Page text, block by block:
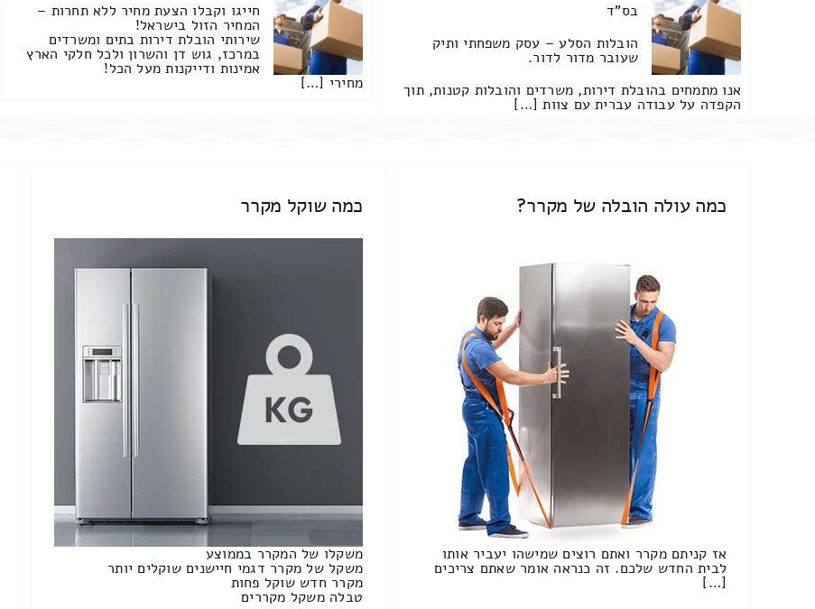
בס"ד
הובלות הסלע – עסק משפחתי ותיק
שעובר מדור לדור.
אנו מתמחים בהובלת דירות, משרדים והובלות קטנות, תוך
הקפדה על עבודה עברית עם צוות […]
חייגו וקבלו הצעת מחיר ללא תחרות –
המחיר הזול בישראל!
שירותי הובלת דירות בתים ומשרדים
במרכז, גוש דן והשרון ולכל חלקי הארץ
אמינות ודייקנות מעל הכל!
מחירי […]
כמה עולה הובלה של מקרר?
אז קניתם מקרר ואתם רוצים שמישהו יעביר אותו
לבית החדש שלכם. זה כנראה אומר שאתם צריכים
[…]
כמה שוקל מקרר
משקלו של המקרר בממוצע
משקל של מקרר דגמי חיישנים שוקלים יותר
מקרר חדש שוקל פחות
טבלה משקל מקררים